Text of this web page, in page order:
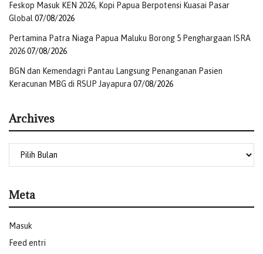
Feskop Masuk KEN 2026, Kopi Papua Berpotensi Kuasai Pasar
Global07/08/2026
Pertamina Patra Niaga Papua Maluku Borong 5 Penghargaan ISRA
202607/08/2026
BGN dan Kemendagri Pantau Langsung Penanganan Pasien
Keracunan MBG di RSUP Jayapura 07/08/2026
Archives
Meta
Masuk
Feed entri